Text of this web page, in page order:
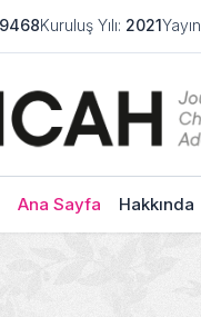
Kuruluş Yılı: 2021Yayın
of Infant,
Ana Sayfa Hakkında